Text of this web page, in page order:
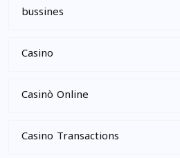
bussines
Casino
Casinò Online
Casino Transactions